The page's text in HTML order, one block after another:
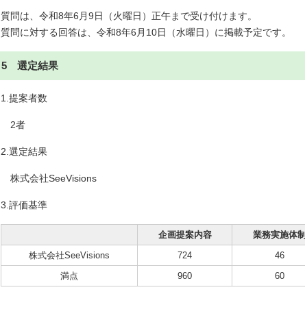
質問は、令和8年6月9日（火曜日）正午まで受け付けます。
質問に対する回答は、令和8年6月10日（水曜日）に掲載予定です。
5 選定結果
1.提案者数
2者
2.選定結果
株式会社SeeVisions
3.評価基準
企画提案内容 業務実施体制
株式会社SeeVisions
724 46
満点
960 60